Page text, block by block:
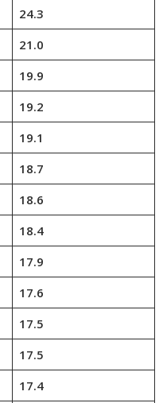
24.3
21.0
19.9
19.2
19.1
18.7
18.6
18.4
17.9
17.6
17.5
17.5
17.4